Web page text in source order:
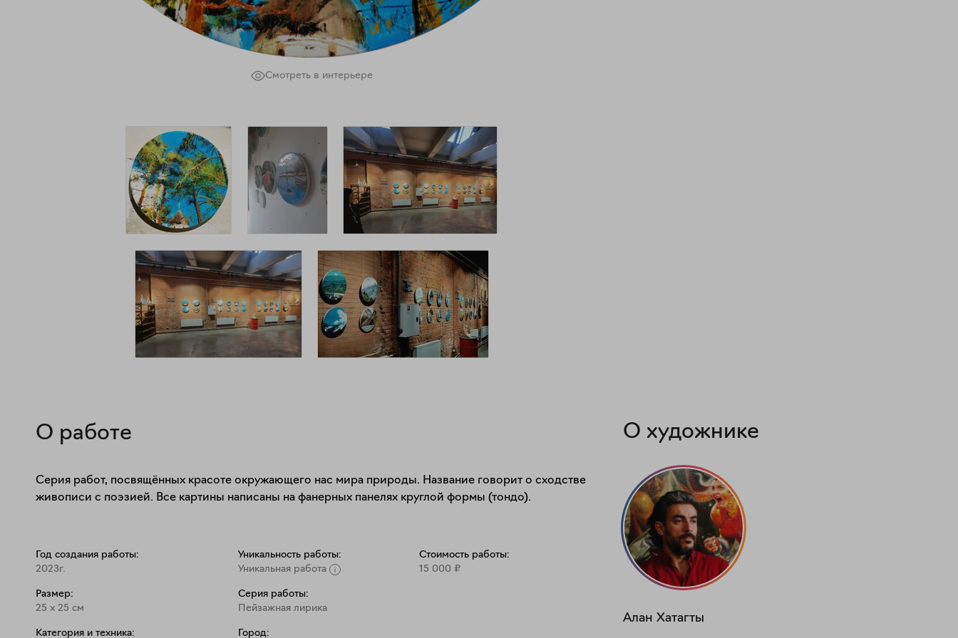
Смотреть в интерьере
О работе
Серия работ, посвящённых красоте окружающего нас мира природы. Название говорит о сходстве
живописи с поэзией. Все картины написаны на фанерных панелях круглой формы (тондо).
Год создания работы:
2023г.
Размер:
25 x 25 см
Категория и техника:
Уникальность работы:
Уникальная работа
Серия работы:
Пейзажная лирика
Город:
Стоимость работы:
15 000 ₽
О художнике
Алан Хатагты